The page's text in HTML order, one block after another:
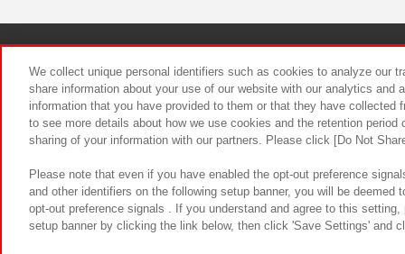
食品のご
We collect unique personal identifiers such as cookies to analyze our
share information about your use of our website with our analytics and
information that you have provided to them or that they have
to see more details about how we use cookies and the retention
sharing of your information with our partners. Please click [Do Not
Please note that even if you have enabled the opt-out preference
and other identifiers on the following setup banner, you will be
opt-out preference signals . If you understand and agree to this
setup banner by clicking the link below, then click 'Save Settings' and